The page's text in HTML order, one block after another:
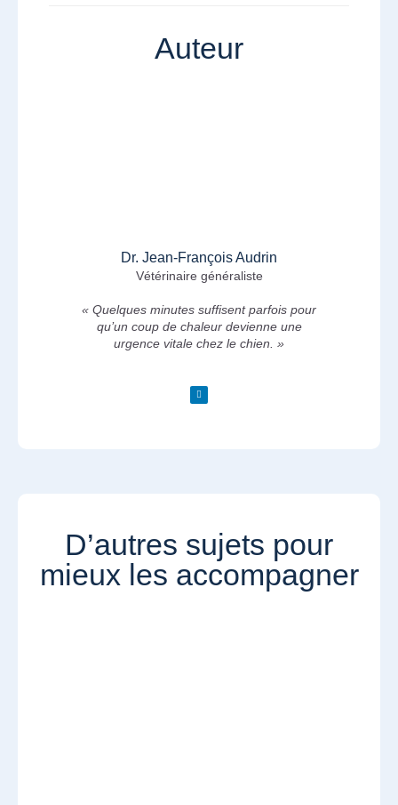
Auteur
Dr. Jean-François Audrin
Vétérinaire généraliste
« Quelques minutes suffisent parfois pour
qu’un coup de chaleur devienne une
urgence vitale chez le chien. »
D’autres sujets pour
mieux les accompagner​​